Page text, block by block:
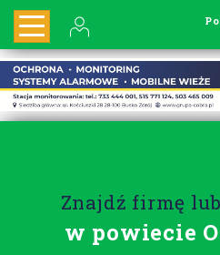
Znajdź firmę
w powiecie